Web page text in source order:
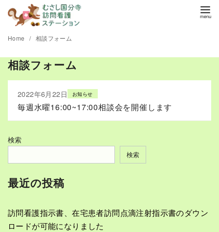
ツ
Home 相談フォーム
相談フォーム
2022年6月22日 お知らせ
毎週水曜16:00~17:00相談会を開催します
検索
検索
最近の投稿
訪問看護指示書、在宅患者訪問点滴注射指示書のダウン
ロードが可能になりました